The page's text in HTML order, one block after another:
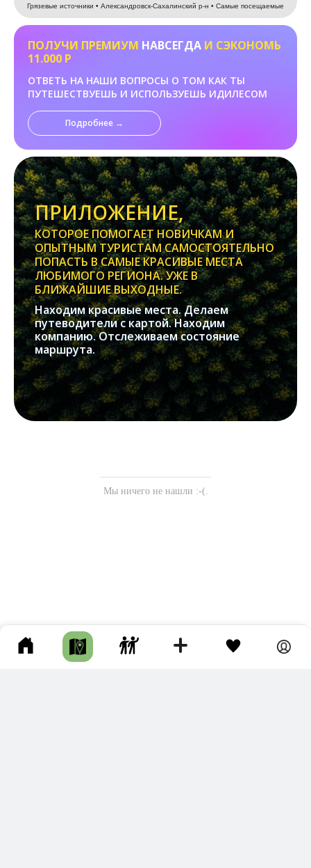
Грязевые источники • Александровск-Сахалинский р-н • Самые посещаемые
ПОЛУЧИ ПРЕМИУМ НАВСЕГДА И СЭКОНОМЬ
11.000 Р
ОТВЕТЬ НА НАШИ ВОПРОСЫ О ТОМ КАК ТЫ
ПУТЕШЕСТВУЕШЬ И ИСПОЛЬЗУЕШЬ ИДИЛЕСОМ
Подробнее →
ПРИЛОЖЕНИЕ,
КОТОРОЕ ПОМОГАЕТ НОВИЧКАМ И
ОПЫТНЫМ ТУРИСТАМ САМОСТОЯТЕЛЬНО
ПОПАСТЬ В САМЫЕ КРАСИВЫЕ МЕСТА
ЛЮБИМОГО РЕГИОНА. УЖЕ В
БЛИЖАЙШИЕ ВЫХОДНЫЕ.
Находим красивые места. Делаем
путеводители с картой. Находим
компанию. Отслеживаем состояние
маршрута.
Мы ничего не нашли :-(.